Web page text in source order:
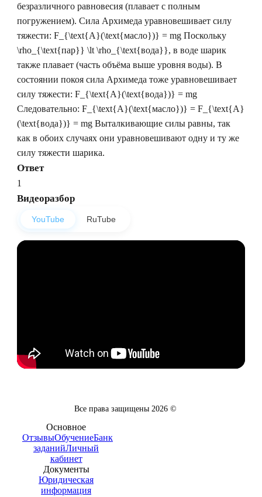
безразличного равновесия (плавает с полным
погружением). Сила Архимеда уравновешивает силу
тяжести: F_{\text{А}(\text{масло})} = mg Поскольку
\rho_{\text{пар}} \lt \rho_{\text{вода}}, в воде шарик
также плавает (часть объёма выше уровня воды). В
состоянии покоя сила Архимеда тоже уравновешивает
силу тяжести: F_{\text{А}(\text{вода})} = mg
Следовательно: F_{\text{А}(\text{масло})} = F_{\text{А}
(\text{вода})} = mg Выталкивающие силы равны, так
как в обоих случаях они уравновешивают одну и ту же
силу тяжести шарика.
Ответ
1
Видеоразбор
YouTube RuTube
Все права защищены2026 ©
Основное
ОтзывыОбучениеБанк
заданийЛичный
кабинет
Документы
Юридическая
информация